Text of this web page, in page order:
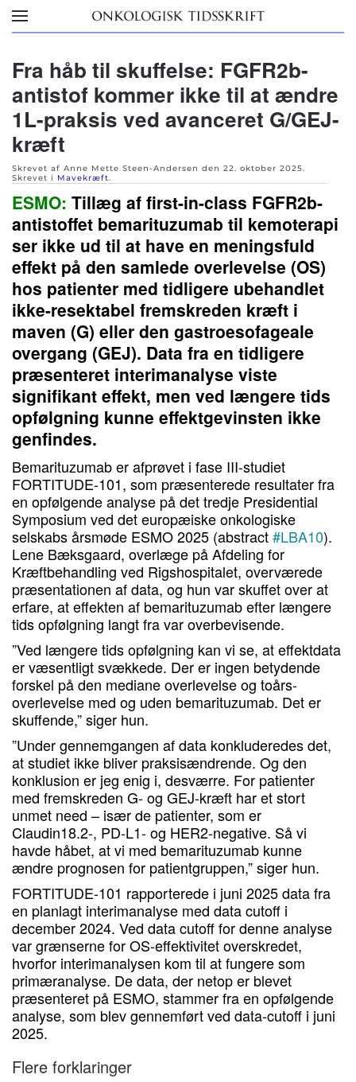
Skip to main content
Fra håb til skuffelse: FGFR2b-
antistof kommer ikke til at ændre
1L-praksis ved avanceret G/GEJ-
kræft
Skrevet af Anne Mette Steen-Andersen den 22. oktober 2025.
Skrevet i Mavekræft.
ESMO: Tillæg af first-in-class FGFR2b-
antistoffet bemarituzumab til kemoterapi
ser ikke ud til at have en meningsfuld
effekt på den samlede overlevelse (OS)
hos patienter med tidligere ubehandlet
ikke-resektabel fremskreden kræft i
maven (G) eller den gastroesofageale
overgang (GEJ). Data fra en tidligere
præsenteret interimanalyse viste
signifikant effekt, men ved længere tids
opfølgning kunne effektgevinsten ikke
genfindes.
Bemarituzumab er afprøvet i fase III-studiet
FORTITUDE-101, som præsenterede resultater fra
en opfølgende analyse på det tredje Presidential
Symposium ved det europæiske onkologiske
selskabs årsmøde ESMO 2025 (abstract#LBA10).
Lene Bæksgaard, overlæge på Afdeling for
Kræftbehandling ved Rigshospitalet, overværede
præsentationen af data, og hun var skuffet over at
erfare, at effekten af bemarituzumab efter længere
tids opfølgning langt fra var overbevisende.
”Ved længere tids opfølgning kan vi se, at effektdata
er væsentligt svækkede. Der er ingen betydende
forskel på den mediane overlevelse og toårs-
overlevelse med og uden bemarituzumab. Det er
skuffende,” siger hun.
”Under gennemgangen af data konkluderedes det,
at studiet ikke bliver praksisændrende. Og den
konklusion er jeg enig i, desværre. For patienter
med fremskreden G- og GEJ-kræft har et stort
unmet need – især de patienter, som er
Claudin18.2-, PD-L1- og HER2-negative. Så vi
havde håbet, at vi med bemarituzumab kunne
ændre prognosen for patientgruppen,” siger hun.
FORTITUDE-101 rapporterede i juni 2025 data fra
en planlagt interimanalyse med data cutoff i
december 2024. Ved data cutoff for denne analyse
var grænserne for OS-effektivitet overskredet,
hvorfor interimanalysen kom til at fungere som
primæranalyse. De data, der netop er blevet
præsenteret på ESMO, stammer fra en opfølgende
analyse, som blev gennemført ved data-cutoff i juni
2025.
Flere forklaringer